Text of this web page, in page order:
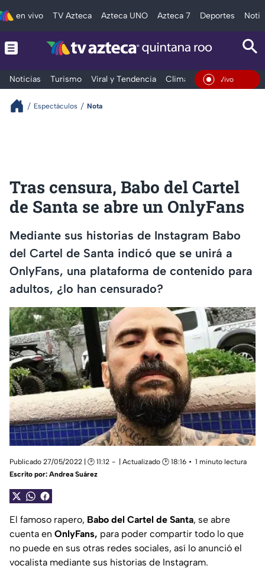
en vivo TV Azteca Azteca UNO Azteca 7 Deportes
Noticias Turismo Viral y Tendencia Clima Tráfico
En Vivo
Espectáculos Nota
Tras censura, Babo del Cartel
de Santa se abre un OnlyFans
Mediante sus historias de Instagram Babo
del Cartel de Santa indicó que se unirá a
OnlyFans, una plataforma de contenido para
adultos, ¿lo han censurado?
Publicado 27/05/2022 | 🕑 11:12 | Actualizado 🕑 18:16
1 minuto lectura
Escrito por: Andrea Suárez
El famoso rapero, Babo del Cartel de Santa, se abre
cuenta en OnlyFans, para poder compartir todo lo que
no puede en sus otras redes sociales, así lo anunció el
vocalista mediante sus historias de Instagram.